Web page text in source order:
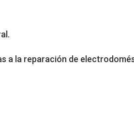
a la reparación de